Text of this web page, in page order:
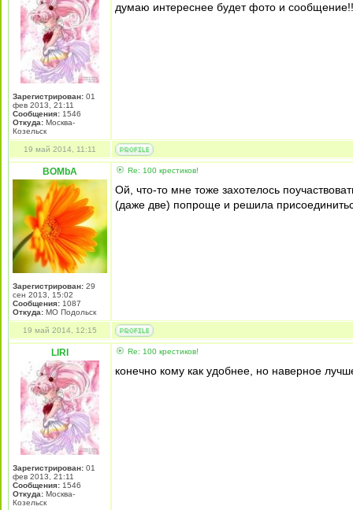
Зарегистрирован: 01
фев 2013, 21:11
Сообщения: 1546
Откуда: Москва-
Козельск
думаю интереснее будет фото и
19 май 2014, 11:11
BOMbA
Зарегистрирован: 29
сен 2013, 15:02
Сообщения: 1087
Откуда: МО Подольск
Re: 100 крестиков!
Ой, что-то мне тоже захотелось
(даже две) попроще и решила
19 май 2014, 12:15
LIRI
Зарегистрирован: 01
фев 2013, 21:11
Сообщения: 1546
Откуда: Москва-
Козельск
Re: 100 крестиков!
конечно кому как удобнее, но наверное